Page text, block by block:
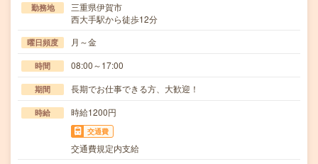
勤務地
三重県伊賀市
西大手駅から徒歩12分
曜日頻度 月～金
時間 08:00～17:00
期間 長期でお仕事できる方、大歓迎！
時給 時給1200円
交通費
交通費規定内支給